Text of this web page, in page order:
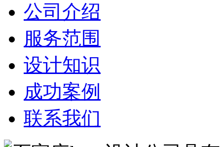
公司介绍
服务范围
设计知识
成功案例
联系我们